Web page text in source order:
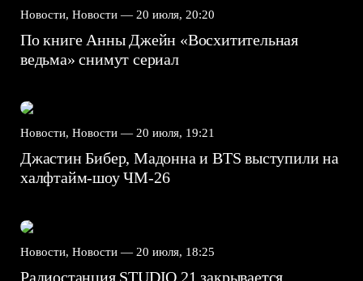
Новости, Новости — 20 июля, 20:20
По книге Анны Джейн «Восхитительная
ведьма» снимут сериал
Новости, Новости — 20 июля, 19:21
Джастин Бибер, Мадонна и BTS выступили на
халфтайм-шоу ЧМ-26
Новости, Новости — 20 июля, 18:25
Радиостанция STUDIO 21 закрывается